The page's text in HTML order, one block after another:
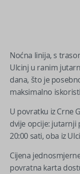
Noćna linija, s
Ulcinj u ranim
dana, što je
maksimalno
U povratku iz Crne
dvije opcije: jutarnji
20:00 sati, oba iz
Cijena
povratna karta